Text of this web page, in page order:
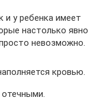
и у ребенка имеет
настолько явно
невозможно.
кровью.
отечными.